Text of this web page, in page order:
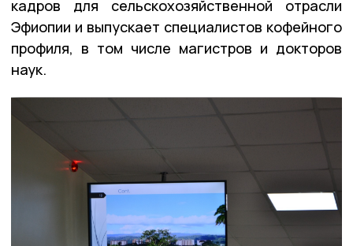
кадров для сельскохозяйственной отрасли
Эфиопии и выпускает специалистов кофейного
профиля, в том числе магистров и докторов
наук.